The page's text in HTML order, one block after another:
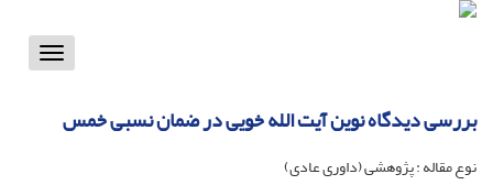
Toggle
بررسی دیدگاه نوین آیت الله خویی در ضمان نسبی خمس
نوع مقاله : پژوهشی (داوری عادی)